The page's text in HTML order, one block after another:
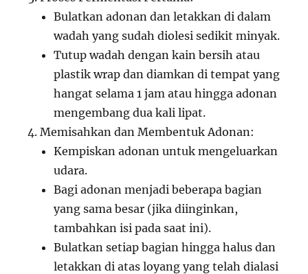
Bulatkan adonan dan letakkan di dalam
wadah yang sudah diolesi sedikit minyak.
Tutup wadah dengan kain bersih atau
plastik wrap dan diamkan di tempat yang
hangat selama 1 jam atau hingga adonan
mengembang dua kali lipat.
Memisahkan dan Membentuk Adonan:
Kempiskan adonan untuk mengeluarkan
udara.
Bagi adonan menjadi beberapa bagian
yang sama besar (jika diinginkan,
tambahkan isi pada saat ini).
Bulatkan setiap bagian hingga halus dan
letakkan di atas loyang yang telah dialasi